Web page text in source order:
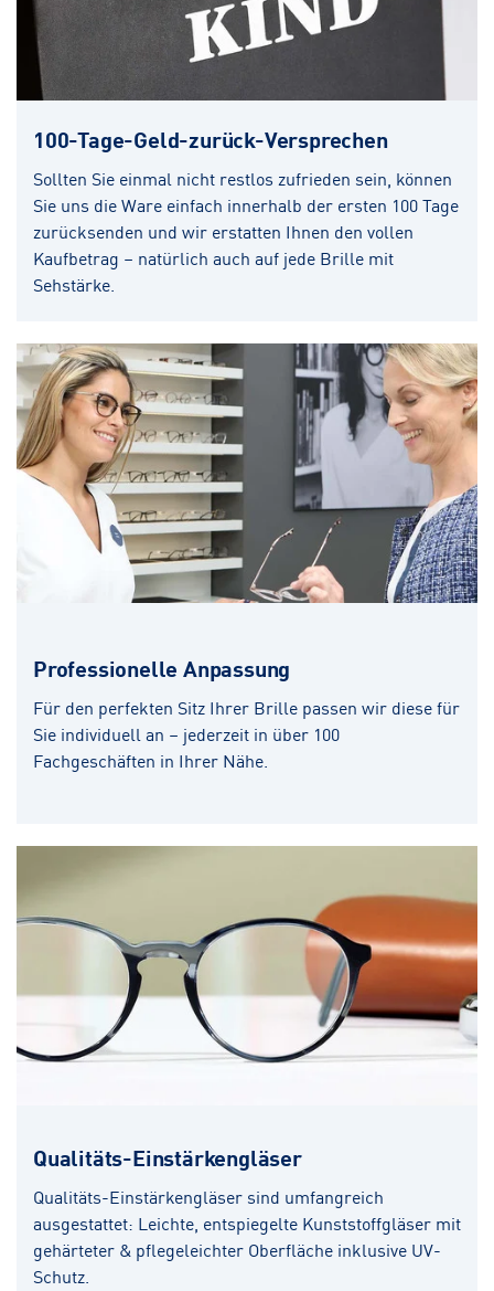
100-Tage-Geld-zurück-Versprechen
Sollten Sie einmal nicht restlos zufrieden sein, können
Sie uns die Ware einfach innerhalb der ersten 100 Tage
zurücksenden und wir erstatten Ihnen den vollen
Kaufbetrag – natürlich auch auf jede Brille mit
Sehstärke.
Professionelle Anpassung
Für den perfekten Sitz Ihrer Brille passen wir diese für
Sie individuell an – jederzeit in über 100
Fachgeschäften in Ihrer Nähe.
Qualitäts-Einstärkengläser
Qualitäts-Einstärkengläser sind umfangreich
ausgestattet: Leichte, entspiegelte Kunststoffgläser mit
gehärteter & pflegeleichter Oberfläche inklusive UV-
Schutz.